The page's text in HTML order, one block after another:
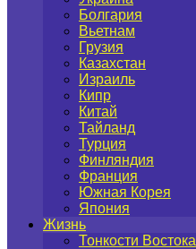
Болгария
Вьетнам
Грузия
Казахстан
Израиль
Кипр
Китай
Тайланд
Турция
Финляндия
Франция
Южная Корея
Япония
Жизнь
Тонкости Востока